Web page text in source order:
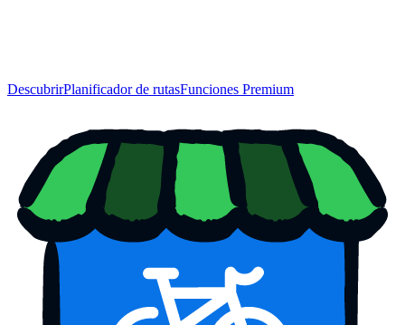
DescubrirPlanificador de rutasFunciones Premium